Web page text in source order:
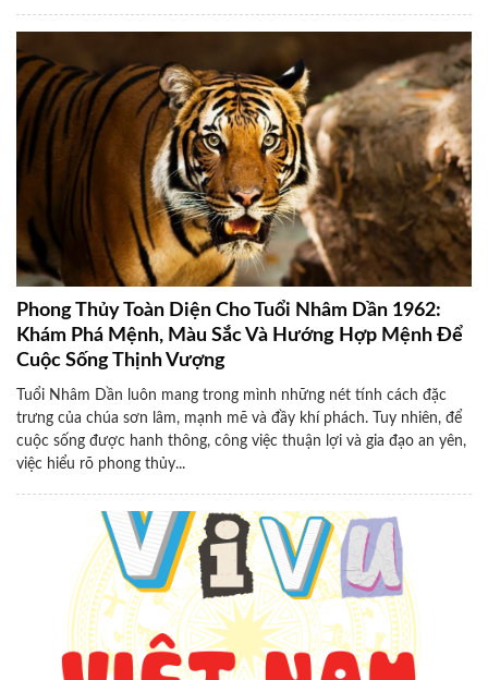
Phong Thủy Toàn Diện Cho Tuổi Nhâm Dần 1962:
Khám Phá Mệnh, Màu Sắc Và Hướng Hợp Mệnh Để
Cuộc Sống Thịnh Vượng
Tuổi Nhâm Dần luôn mang trong mình những nét tính cách đặc
trưng của chúa sơn lâm, mạnh mẽ và đầy khí phách. Tuy nhiên, để
cuộc sống được hanh thông, công việc thuận lợi và gia đạo an yên,
việc hiểu rõ phong thủy...